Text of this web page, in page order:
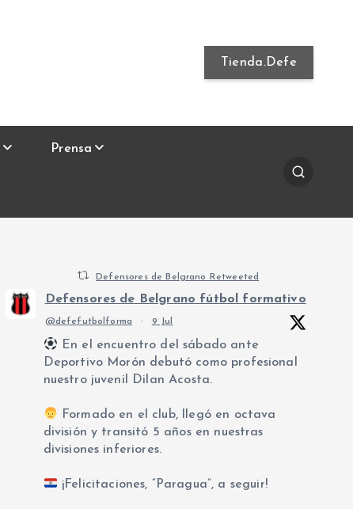
Tienda.Defe
Prensa
Defensores de Belgrano Retweeted
Defensores de Belgrano fútbol formativo
@defefutbolforma · 9 Jul
En el encuentro del sábado ante
Deportivo Morón debutó como profesional
nuestro juvenil Dilan Acosta.
Formado en el club, llegó en octava
división y transitó 5 años en nuestras
divisiones inferiores.
¡Felicitaciones, “Paragua”, a seguir!